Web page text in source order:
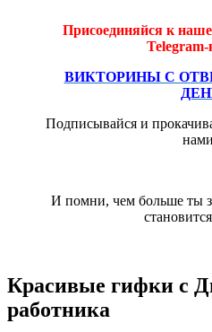
Присоединяйся к
Telegram-
ВИКТОРИНЫ С
Подписывайся и
И помни, чем больше ты
Красивые гифки с
работника